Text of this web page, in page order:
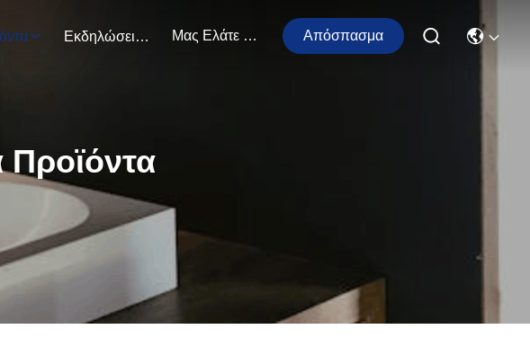
Εκδηλώσεις Μας Ελάτε Σε Επαφή Με Απόσπασμα
Προϊόντα